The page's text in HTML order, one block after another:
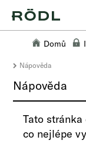
Domů
Nápověda
Nápověda
Tato
co nejlépe